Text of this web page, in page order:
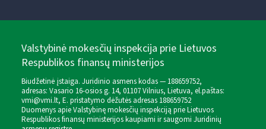
Valstybinė mokesčių inspekcija prie Lietuvos
Respublikos finansų ministerijos
Biudžetinė įstaiga. Juridinio asmens kodas — 188659752,
adresas: Vasario 16-osios g. 14, 01107 Vilnius, Lietuva, el.paštas:
vmi@vmi.lt, E. pristatymo dėžutės adresas 188659752
Duomenys apie Valstybinę mokesčių inspekciją prie Lietuvos
Respublikos finansų ministerijos kaupiami ir saugomi Juridinių